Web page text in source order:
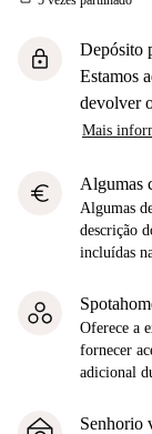
lock
Estamos
devolver
Mais
euro
Algumas
descrição
incluídas
Oferece a
fornecer
adicional